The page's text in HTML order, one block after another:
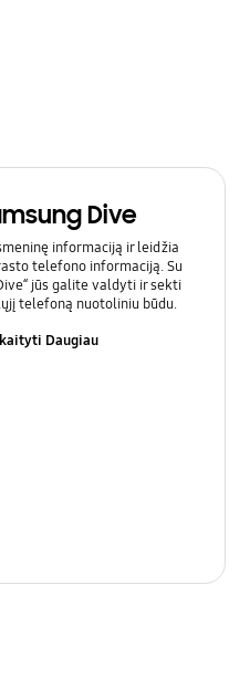
Dive
informaciją ir leidžia
telefono informaciją. Su
jūs galite valdyti ir sekti
telefoną nuotoliniu būdu.
Daugiau